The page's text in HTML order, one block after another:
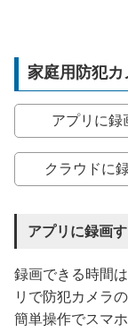
家庭用防犯カ
アプリに
クラウドに
アプリに録画
録画できる時間
リで防犯カメラ
簡単操作でスマ